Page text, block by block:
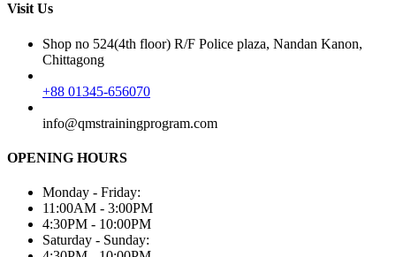
Visit Us
Shop no 524(4th floor) R/F Police plaza, Nandan Kanon,
Chittagong
+88 01345-656070
info@qmstrainingprogram.com
OPENING HOURS
Monday - Friday:
11:00AM - 3:00PM
4:30PM - 10:00PM
Saturday - Sunday: